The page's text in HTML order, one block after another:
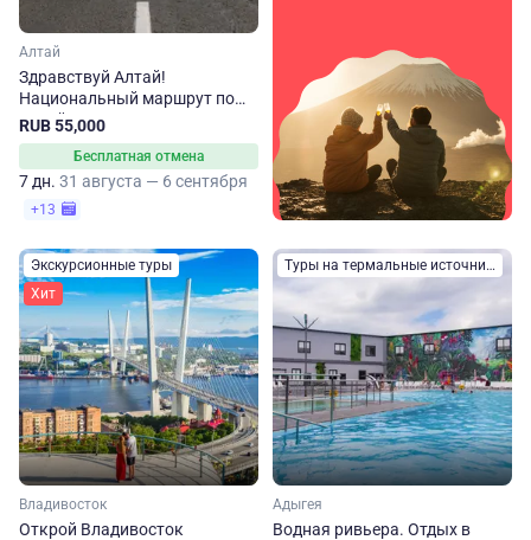
Алтай
Здравствуй Алтай!
Национальный маршрут по
Алтайскому краю
RUB 55,000
Бесплатная отмена
7 дн. 31 августа — 6 сентября
+13
Экскурсионные туры
Хит
Владивосток
Открой Владивосток
Туры на термальные источники
Адыгея
Водная ривьера. Отдых в